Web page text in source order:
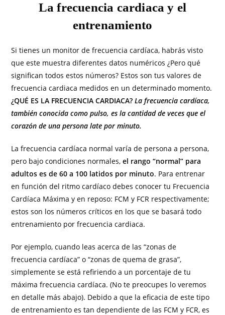
La frecuencia cardiaca y el
entrenamiento
Si tienes un monitor de frecuencia cardíaca, habrás visto
que este muestra diferentes datos numéricos ¿Pero qué
significan todos estos números? Estos son tus valores de
frecuencia cardiaca medidos en un determinado momento.
¿QUÉ ES LA FRECUENCIA CARDIACA?La frecuencia cardíaca,
también conocida como pulso, es la cantidad de veces que el
corazón de una persona late por minuto.
La frecuencia cardíaca normal varía de persona a persona,
pero bajo condiciones normales,el rango “normal” para
adultos es de 60 a 100 latidos por minuto. Para entrenar
en función del ritmo cardíaco debes conocer tu Frecuencia
Cardíaca Máxima y en reposo: FCM y FCR respectivamente;
estos son los números críticos en los que se basará todo
entrenamiento por frecuencia cardiaca.
Por ejemplo, cuando leas acerca de las “zonas de
frecuencia cardíaca” o “zonas de quema de grasa”,
simplemente se está refiriendo a un porcentaje de tu
máxima frecuencia cardíaca. (No te preocupes lo veremos
en detalle más abajo). Debido a que la eficacia de este tipo
de entrenamiento es tan dependiente de las FCM y FCR, es